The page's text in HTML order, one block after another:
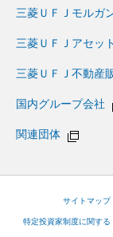
三菱ＵＦＪモルガ
三菱ＵＦＪアセッ
三菱ＵＦＪ不動産
国内グループ会社
関連団体
サイトマップ
特定投資家制度に関する